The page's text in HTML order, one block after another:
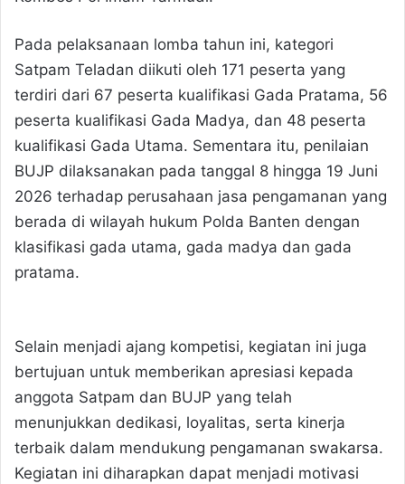
Pada pelaksanaan lomba tahun ini, kategori
Satpam Teladan diikuti oleh 171 peserta yang
terdiri dari 67 peserta kualifikasi Gada Pratama, 56
peserta kualifikasi Gada Madya, dan 48 peserta
kualifikasi Gada Utama. Sementara itu, penilaian
BUJP dilaksanakan pada tanggal 8 hingga 19 Juni
2026 terhadap perusahaan jasa pengamanan yang
berada di wilayah hukum Polda Banten dengan
klasifikasi gada utama, gada madya dan gada
pratama.
Selain menjadi ajang kompetisi, kegiatan ini juga
bertujuan untuk memberikan apresiasi kepada
anggota Satpam dan BUJP yang telah
menunjukkan dedikasi, loyalitas, serta kinerja
terbaik dalam mendukung pengamanan swakarsa.
Kegiatan ini diharapkan dapat menjadi motivasi